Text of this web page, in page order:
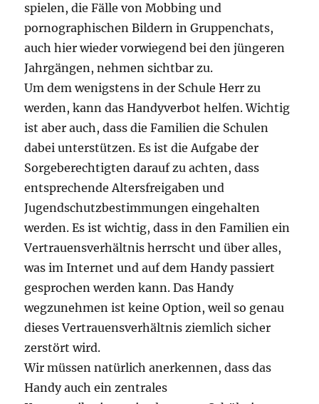
spielen, die Fälle von Mobbing und
pornographischen Bildern in Gruppenchats,
auch hier wieder vorwiegend bei den jüngeren
Jahrgängen, nehmen sichtbar zu.
Um dem wenigstens in der Schule Herr zu
werden, kann das Handyverbot helfen. Wichtig
ist aber auch, dass die Familien die Schulen
dabei unterstützen. Es ist die Aufgabe der
Sorgeberechtigten darauf zu achten, dass
entsprechende Altersfreigaben und
Jugendschutzbestimmungen eingehalten
werden. Es ist wichtig, dass in den Familien ein
Vertrauensverhältnis herrscht und über alles,
was im Internet und auf dem Handy passiert
gesprochen werden kann. Das Handy
wegzunehmen ist keine Option, weil so genau
dieses Vertrauensverhältnis ziemlich sicher
zerstört wird.
Wir müssen natürlich anerkennen, dass das
Handy auch ein zentrales